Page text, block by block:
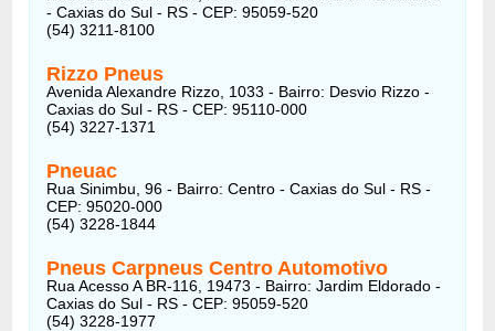
- Caxias do Sul - RS - CEP: 95059-520
(54) 3211-8100
Rizzo Pneus
Avenida Alexandre Rizzo, 1033 - Bairro: Desvio Rizzo -
Caxias do Sul - RS - CEP: 95110-000
(54) 3227-1371
Pneuac
Rua Sinimbu, 96 - Bairro: Centro - Caxias do Sul - RS -
CEP: 95020-000
(54) 3228-1844
Pneus Carpneus Centro Automotivo
Rua Acesso A BR-116, 19473 - Bairro: Jardim Eldorado -
Caxias do Sul - RS - CEP: 95059-520
(54) 3228-1977